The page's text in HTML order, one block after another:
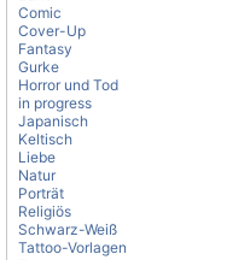
Comic
Cover-Up
Fantasy
Gurke
Horror und Tod
in progress
Japanisch
Keltisch
Liebe
Natur
Porträt
Religiös
Schwarz-Weiß
Tattoo-Vorlagen